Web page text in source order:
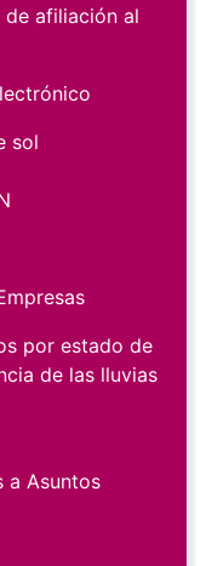
afiliación al
sol
por estado de
de las lluvias
a Asuntos